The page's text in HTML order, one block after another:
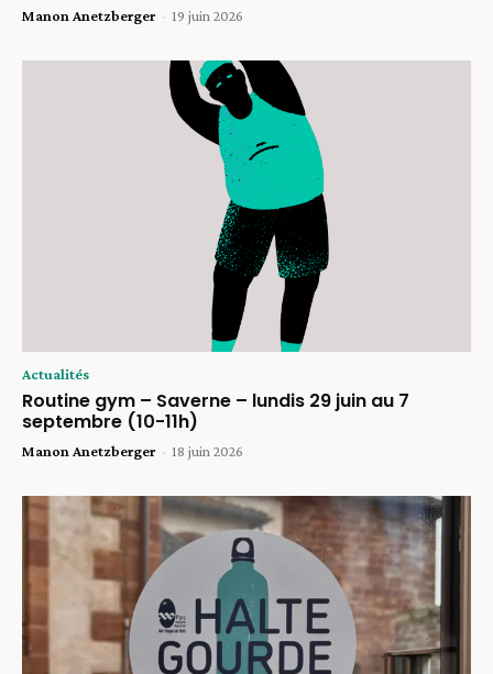
Manon Anetzberger - 19 juin 2026
Actualités
Routine gym – Saverne – lundis 29 juin au 7
septembre (10-11h)
Manon Anetzberger - 18 juin 2026